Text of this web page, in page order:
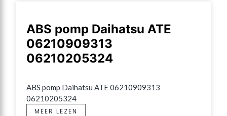
ABS pomp Daihatsu ATE
06210909313
06210205324
ABS pomp Daihatsu ATE 06210909313
06210205324
MEER LEZEN